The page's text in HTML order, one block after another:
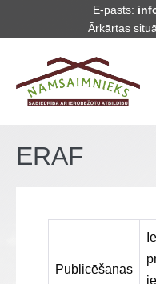
E-pasts:
Ārkārtas
ERAF
Publicēšanas